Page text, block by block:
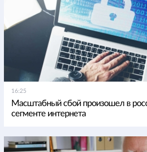
16:25
Масштабный сбой произошел в
сегменте интернета